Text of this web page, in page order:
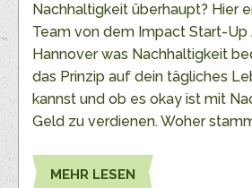
Nachhaltigkeit überhaupt? Hier
Team von dem Impact Start-Up
Hannover was Nachhaltigkeit
das Prinzip auf dein tägliches
kannst und ob es okay ist mit
Geld zu verdienen. Woher
MEHR LESEN